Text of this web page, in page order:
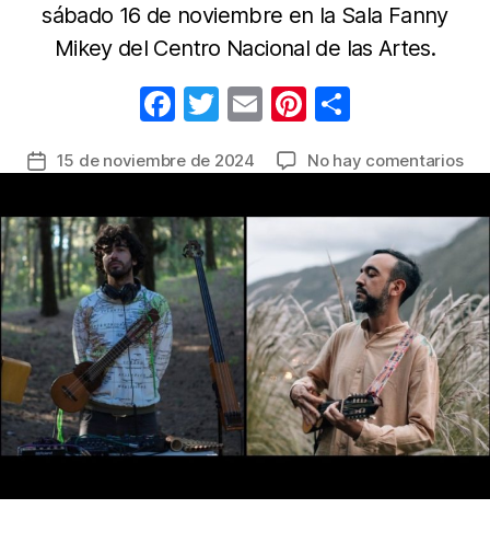
sábado 16 de noviembre en la Sala Fanny
Mikey del Centro Nacional de las Artes.
F
c
e
b
o
o
k
T
itt
er
E
ail
Pi
er
e
st
m
p
ar
tir
Fecha
entrada
15 de noviembre de 2024 No hay comentariosen
con
y
en
el
en